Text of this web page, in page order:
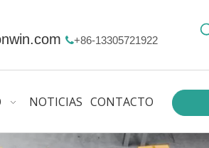
+86-13305721922
NOTICIAS CONTACTO